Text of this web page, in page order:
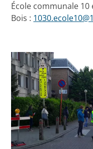
École communale 10
Bois :